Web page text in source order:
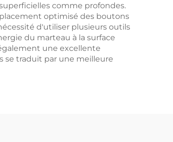
comme profondes.
optimisé des boutons
d'utiliser plusieurs outils
du marteau à la surface
une excellente
se traduit par une meilleure